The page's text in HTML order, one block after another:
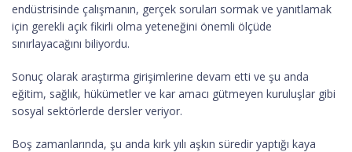
endüstrisinde çalışmanın, gerçek soruları sormak ve yanıtlamak
için gerekli açık fikirli olma yeteneğini önemli ölçüde
sınırlayacağını biliyordu.
Sonuç olarak araştırma girişimlerine devam etti ve şu anda
eğitim, sağlık, hükümetler ve kar amacı gütmeyen kuruluşlar gibi
sosyal sektörlerde dersler veriyor.
Boş zamanlarında, şu anda kırk yılı aşkın süredir yaptığı kaya